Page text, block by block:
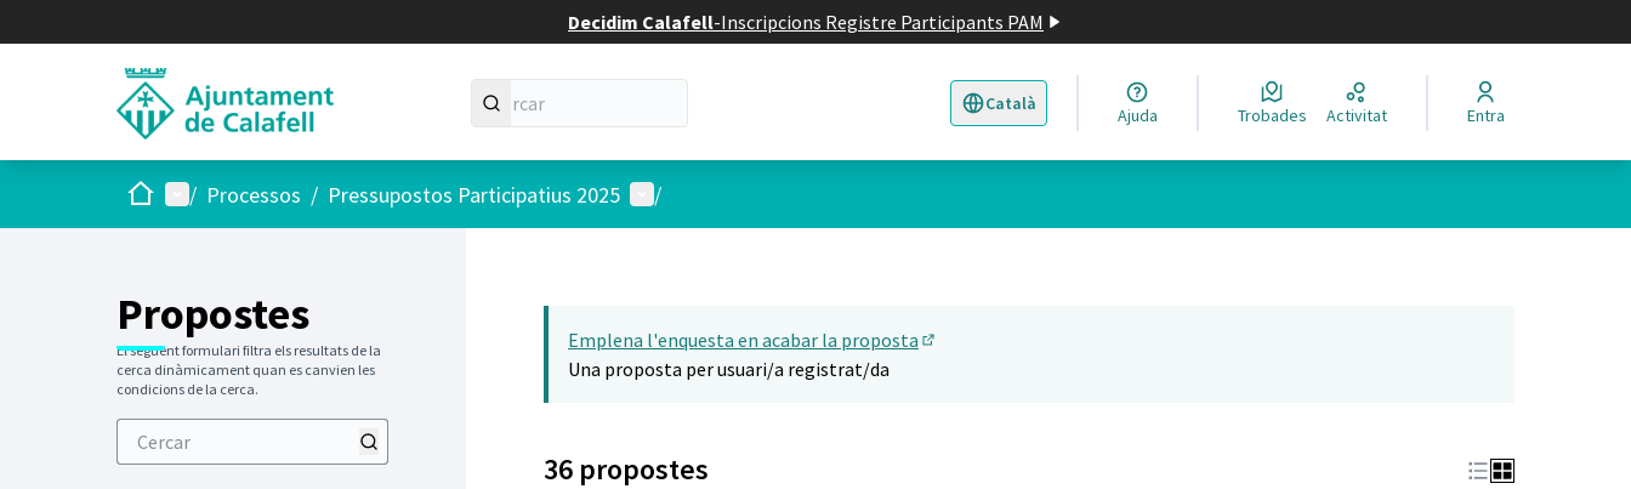
Decidim Calafell-Inscripcions Registre Participants PAM
Català
Triar la llengua Elegir el idioma
Ajuda Trobades Activitat Entra
Inici Menú principal
/ Processos / Pressupostos Participatius 2025 Menú d'usuari
/
Propostes
El següent formulari filtra els resultats de la
cerca dinàmicament quan es canvien les
condicions de la cerca.
Emplena l'enquesta en acabar la proposta
Una proposta per usuari/a registrat/da
36 propostes